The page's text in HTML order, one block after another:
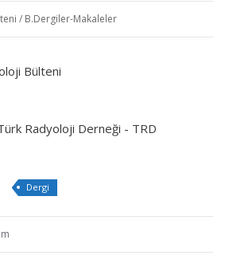
/ B.Dergiler-Makaleler
Bülteni
Radyoloji Derneği - TRD
Dergi